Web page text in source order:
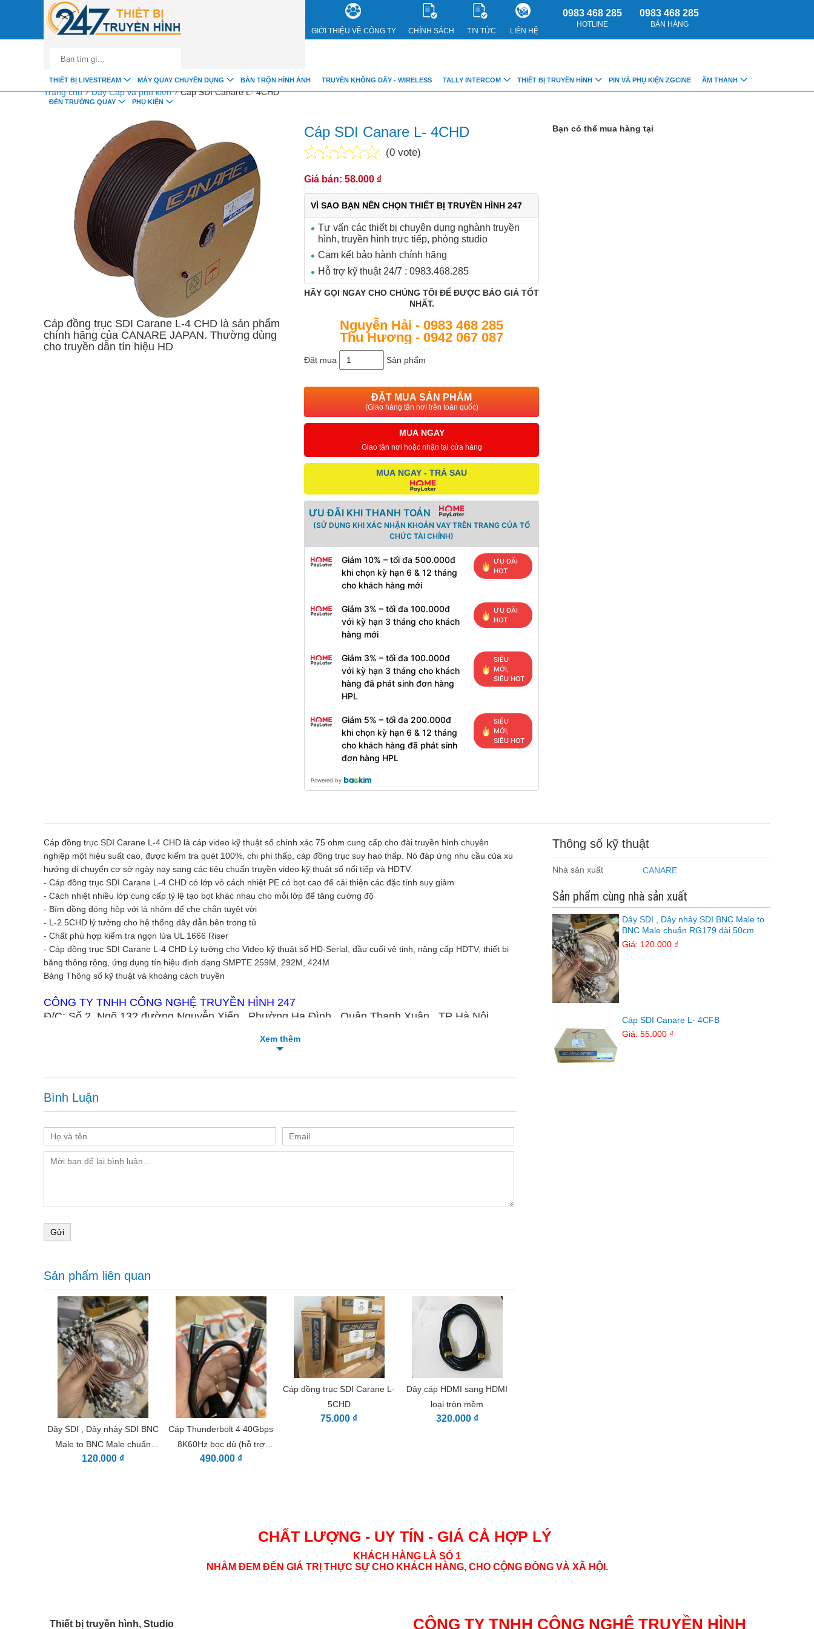
Trang chủ › Dây Cáp và phụ kiện › Cáp SDI Canare L- 4CHD
Cáp đồng trục SDI Carane L-4 CHD là sản phẩm
chính hãng của CANARE JAPAN. Thường dùng
cho truyền dẫn tín hiệu HD
Cáp SDI Canare L- 4CHD
(0 vote)
Giá bán: 58.000 ₫
VÌ SAO BẠN NÊN CHỌN THIẾT BỊ TRUYỀN HÌNH 247
Tư vấn các thiết bị chuyên dụng nghành truyền
hình, truyền hình trực tiếp, phòng studio
Cam kết bảo hành chính hãng
Hỗ trợ kỹ thuật 24/7 : 0983.468.285
HÃY GỌI NGAY CHO CHÚNG TÔI ĐỂ ĐƯỢC BÁO GIÁ TỐT
NHẤT.
Nguyễn Hải - 0983 468 285
Thu Hương - 0942 067 087
Đặt mua Sản phẩm
ĐẶT MUA SẢN PHẨM
(Giao hàng tận nơi trên toàn quốc)
MUA NGAY
Giao tận nơi hoặc nhận tại cửa hàng
MUA NGAY - TRẢ SAU
ƯU ĐÃI KHI THANH TOÁN
(SỬ DỤNG KHI XÁC NHẬN KHOẢN VAY TRÊN TRANG CỦA TỔ
CHỨC TÀI CHÍNH)
Giảm 10% – tối đa 500.000đ
khi chọn kỳ hạn 6 & 12 tháng
cho khách hàng mới
ƯU ĐÃI
HOT
Giảm 3% – tối đa 100.000đ
với kỳ hạn 3 tháng cho khách
hàng mới
ƯU ĐÃI
HOT
Giảm 3% – tối đa 100.000đ
với kỳ hạn 3 tháng cho khách
hàng đã phát sinh đơn hàng
HPL
SIÊU
MỚI,
SIÊU HOT
Giảm 5% – tối đa 200.000đ
khi chọn kỳ hạn 6 & 12 tháng
cho khách hàng đã phát sinh
đơn hàng HPL
SIÊU
MỚI,
SIÊU HOT
Powered by
Bạn có thể mua hàng tại
Cáp đồng trục SDI Carane L-4 CHD là cáp video kỹ thuật số chính xác 75 ohm cung cấp cho đài truyền hình chuyên
nghiệp một hiệu suất cao, được kiểm tra quét 100%, chi phí thấp, cáp đồng trục suy hao thấp. Nó đáp ứng nhu cầu của xu
hướng di chuyển cơ sở ngày nay sang các tiêu chuẩn truyền video kỹ thuật số nối tiếp và HDTV.
- Cáp đồng trục SDI Carane L-4 CHD có lớp vỏ cách nhiệt PE có bọt cao để cải thiện các đặc tính suy giảm
- Cách nhiệt nhiều lớp cung cấp tỷ lệ tạo bọt khác nhau cho mỗi lớp để tăng cường độ
- Bím đồng đóng hộp với lá nhôm để che chắn tuyệt vời
- L-2.5CHD lý tưởng cho hệ thống dây dẫn bên trong tủ
- Chất phù hợp kiểm tra ngọn lửa UL 1666 Riser
- Cáp đồng trục SDI Carane L-4 CHD Lý tưởng cho Video kỹ thuật số HD-Serial, đầu cuối vệ tinh, nâng cấp HDTV, thiết bị
băng thông rộng, ứng dụng tín hiệu định dạng SMPTE 259M, 292M, 424M
Bảng Thông số kỹ thuật và khoảng cách truyền
CÔNG TY TNHH CÔNG NGHỆ TRUYỀN HÌNH 247
Đ/C: Số 2, Ngõ 132 đường Nguyễn Xiển , Phường Hạ Đình , Quận Thanh Xuân , TP Hà Nội
Email : kdtruyenhinh247@gmail.com hoặc nguyenhaignc@gmail.com
Xem thêm
Bình Luận
Gửi
Sản phẩm liên quan
Dây SDI , Dây nhảy SDI BNC
Male to BNC Male chuẩn
RG179 dài 50cm
120.000 ₫
Cáp Thunderbolt 4 40Gbps
8K60Hz bọc dù (hỗ trợ
Thunderbolt 3)
490.000 ₫
Cáp đồng trục SDI Carane L-
5CHD
75.000 ₫
Dây cáp HDMI sang HDMI
loại tròn mềm
320.000 ₫
Thông số kỹ thuật
Nhà sản xuất CANARE
Sản phẩm cùng nhà sản xuất
Dây SDI , Dây nhảy SDI BNC Male to
BNC Male chuẩn RG179 dài 50cm
Giá: 120.000 ₫
Cáp SDI Canare L- 4CFB
Giá: 55.000 ₫
GIỚI THIỆU VỀ CÔNG TY CHÍNH SÁCH TIN TỨC LIÊN HỆ
0983 468 285
HOTLINE
0983 468 285
BÁN HÀNG
THIẾT BỊ LIVESTREAM MÁY QUAY CHUYÊN DỤNG BÀN TRỘN HÌNH ẢNH TRUYỀN KHÔNG DÂY - WIRELESS TALLY INTERCOM THIẾT BỊ TRUYỀN HÌNH PIN VÀ PHỤ KIỆN ZGCINE ÂM THANH
ĐÈN TRƯỜNG QUAY PHỤ KIỆN
CHẤT LƯỢNG - UY TÍN - GIÁ CẢ HỢP LÝ
KHÁCH HÀNG LÀ SỐ 1
NHẰM ĐEM ĐẾN GIÁ TRỊ THỰC SỰ CHO KHÁCH HÀNG, CHO CỘNG ĐỒNG VÀ XÃ HỘI.
Thiết bị truyền hình, Studio CÔNG TY TNHH CÔNG NGHỆ TRUYỀN HÌNH